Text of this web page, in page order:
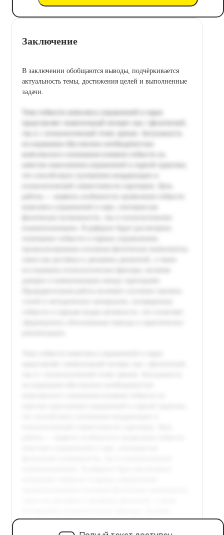
Заключение
В заключении обобщаются выводы, подчёркивается
актуальность темы, достижения целей и выполненные
задачи.